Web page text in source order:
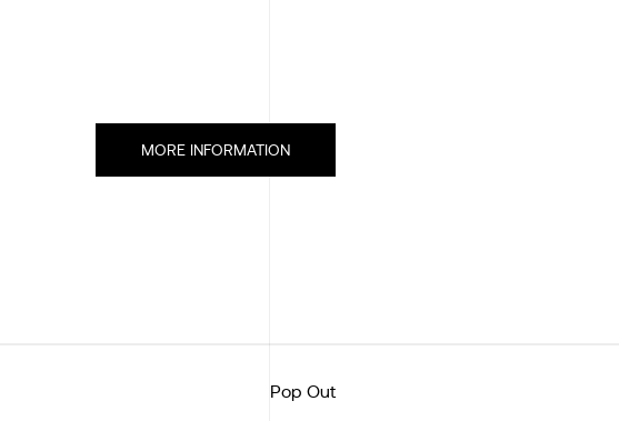
MORE INFORMATION
Pop Out